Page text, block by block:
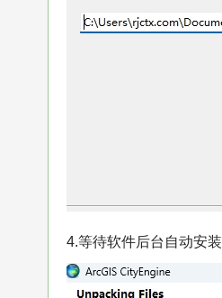
4.等待软件后台自动安装